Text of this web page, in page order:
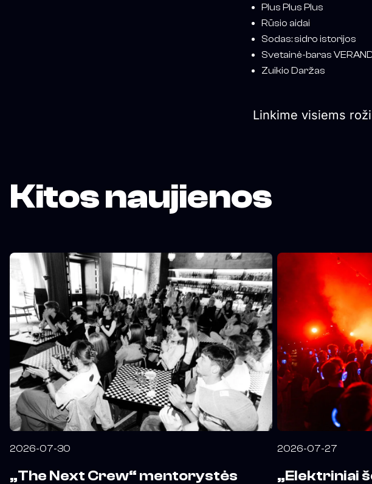
Plus Plus Plus
Rūsio aidai
Sodas: sidro istorijos
Svetainė-baras
Zuikio Daržas
Linkime visiems
Kitos naujienos
2026-07-30
„The Next Crew“ mentorystės
2026-07-27
„Elektriniai